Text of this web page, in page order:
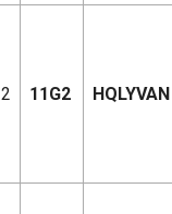
2
11G2 HQLYVAN